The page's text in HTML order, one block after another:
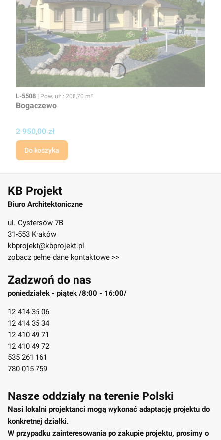
Kod
L-5508 Powierzchnia użytkowa
Pow. uż.: 208,70 m²
Bogaczewo
Cena
2 950,00 zł
Do koszyka
KB Projekt
Biuro Architektoniczne
ul. Cystersów 7B
31-553 Kraków
kbprojekt@kbprojekt.pl
zobacz pełne dane kontaktowe >>
Zadzwoń do nas
poniedziałek - piątek /8:00 - 16:00/
12 414 35 06
12 414 35 34
12 410 49 71
12 410 49 72
535 261 161
780 015 759
Nasze oddziały na terenie Polski
Nasi lokalni projektanci mogą wykonać adaptację projektu do
konkretnej działki.
W przypadku zainteresowania po zakupie projektu, prosimy o